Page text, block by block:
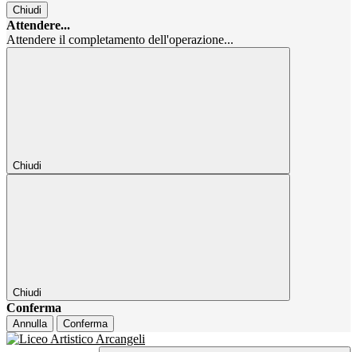
Chiudi
Attendere...
Attendere il completamento dell'operazione...
Chiudi
Chiudi
Conferma
Annulla Conferma